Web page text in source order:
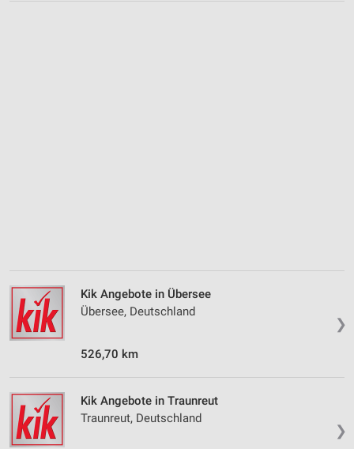
❯
Kik Angebote in Übersee
Übersee, Deutschland
526,70 km
❯
Kik Angebote in Traunreut
Traunreut, Deutschland
Messung der Performance von Inhalten
Analyse von Zielgruppen durch Statistiken oder
Kombinationen von Daten aus verschiedenen
Entwicklung und Verbesserung der Angebote
Verwendung reduzierter Daten zur Auswahl von
Inhalten